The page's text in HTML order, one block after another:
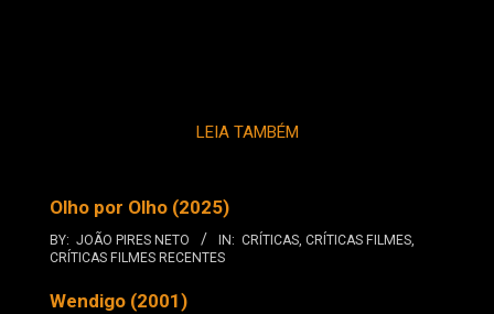
LEIA TAMBÉM
Olho por Olho (2025)
BY: JOÃO PIRES NETO IN: CRÍTICAS, CRÍTICAS FILMES,
CRÍTICAS FILMES RECENTES
Wendigo (2001)